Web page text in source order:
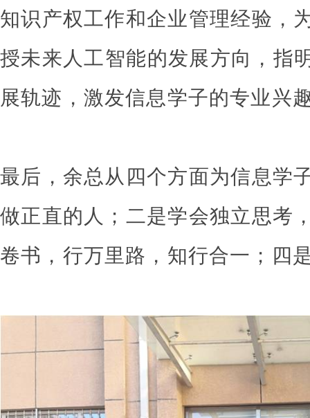
知识产权工作和企业管理经验，
授未来人工智能的发展方向，指
展轨迹，激发信息学子的专业兴
最后，余总从四个方面为信息学
做正直的人；二是学会独立思考
卷书，行万里路，知行合一；四